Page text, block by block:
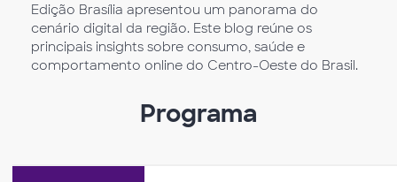
Edição Brasília apresentou um panorama do
cenário digital da região. Este blog reúne os
principais insights sobre consumo, saúde e
comportamento online do Centro-Oeste do Brasil.
Programa